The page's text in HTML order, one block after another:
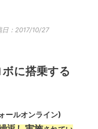
日：2017/10/27
に搭乗する
ールオンライン)